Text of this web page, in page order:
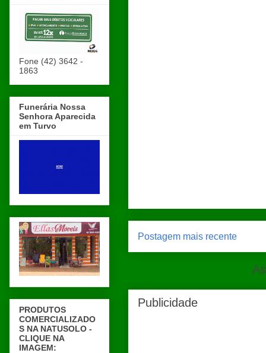
Postagem mais recente
Publicidade
Fone (42) 3642 -
1863
Funerária Nossa
Senhora Aparecida
em Turvo
PRODUTOS
COMERCIALIZADO
S NA NATUSOLO -
CLIQUE NA
IMAGEM: